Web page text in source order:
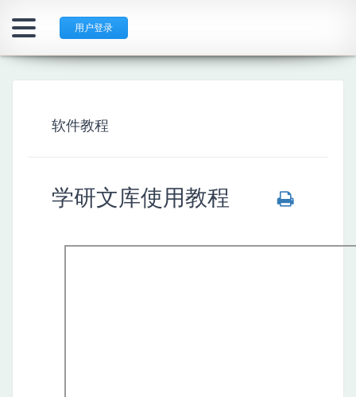
用户登录
软件教程
学研文库使用教程